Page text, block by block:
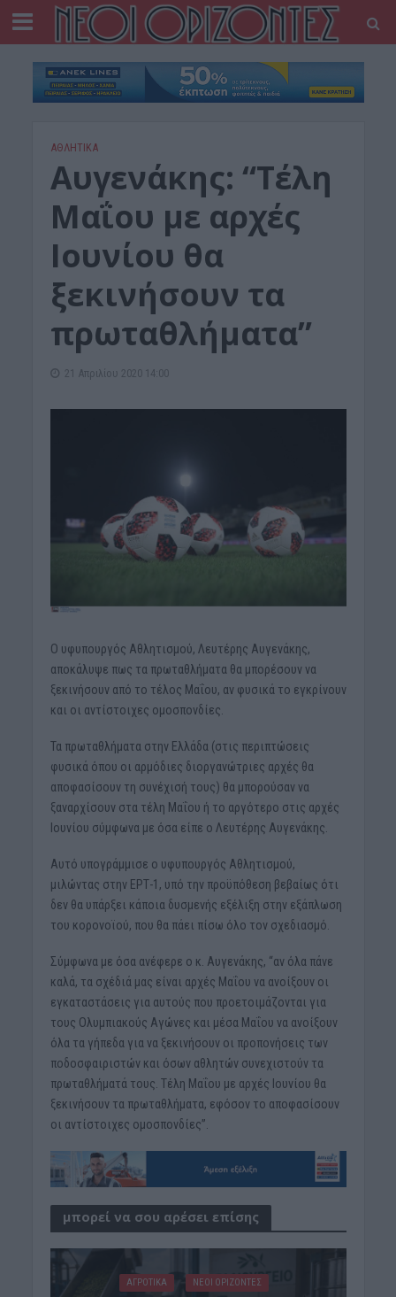
ΑΘΛΗΤΙΚΑ
Αυγενάκης: “Τέλη
Μαΐου με αρχές
Ιουνίου θα
ξεκινήσουν τα
πρωταθλήματα”
21 Απριλίου 2020 14:00
Ο υφυπουργός Αθλητισμού, Λευτέρης Αυγενάκης,
αποκάλυψε πως τα πρωταθλήματα θα μπορέσουν να
ξεκινήσουν από το τέλος Μαΐου, αν φυσικά το εγκρίνουν
και οι αντίστοιχες ομοσπονδίες.
Τα πρωταθλήματα στην Ελλάδα (στις περιπτώσεις
φυσικά όπου οι αρμόδιες διοργανώτριες αρχές θα
αποφασίσουν τη συνέχισή τους) θα μπορούσαν να
ξαναρχίσουν στα τέλη Μαΐου ή το αργότερο στις αρχές
Ιουνίου σύμφωνα με όσα είπε ο Λευτέρης Αυγενάκης.
Αυτό υπογράμμισε ο υφυπουργός Αθλητισμού,
μιλώντας στην ΕΡΤ-1, υπό την προϋπόθεση βεβαίως ότι
δεν θα υπάρξει κάποια δυσμενής εξέλιξη στην εξάπλωση
του κορονοϊού, που θα πάει πίσω όλο τον σχεδιασμό.
Σύμφωνα με όσα ανέφερε ο κ. Αυγενάκης, “αν όλα πάνε
καλά, τα σχέδιά μας είναι αρχές Μαΐου να ανοίξουν οι
εγκαταστάσεις για αυτούς που προετοιμάζονται για
τους Ολυμπιακούς Αγώνες και μέσα Μαΐου να ανοίξουν
όλα τα γήπεδα για να ξεκινήσουν οι προπονήσεις των
ποδοσφαιριστών και όσων αθλητών συνεχιστούν τα
πρωταθλήματά τους. Τέλη Μαΐου με αρχές Ιουνίου θα
ξεκινήσουν τα πρωταθλήματα, εφόσον το αποφασίσουν
οι αντίστοιχες ομοσπονδίες”.
μπορεί να σου αρέσει επίσης
ΑΓΡΟΤΙΚΑ ΝΕΟΙ ΟΡΙΖΟΝΤΕΣ